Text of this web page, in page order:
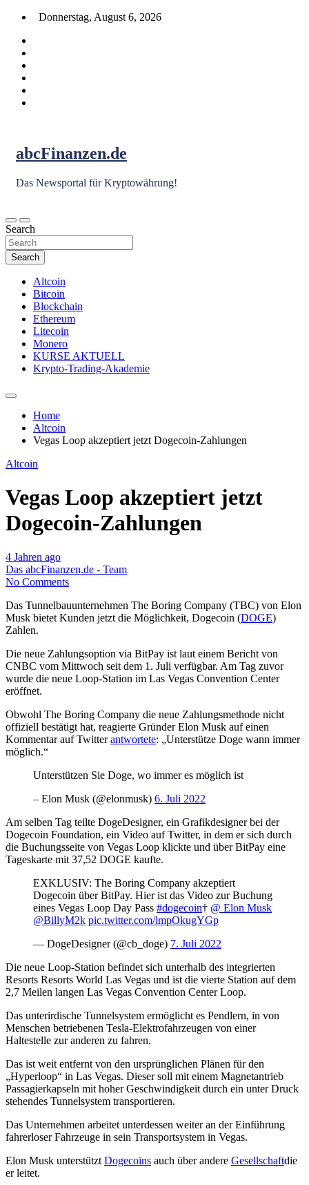
Skip
content
Donnerstag, August 6, 2026
abcFinanzen.de
Das Newsportal für Kryptowährung!
Search
Search
Altcoin
Bitcoin
Blockchain
Ethereum
Litecoin
Monero
KURSE AKTUELL
Krypto-Trading-Akademie
Home
Altcoin
Vegas Loop akzeptiert jetzt Dogecoin-Zahlungen
Altcoin
Vegas Loop akzeptiert jetzt
Dogecoin-Zahlungen
4 Jahren ago
Das abcFinanzen.de - Team
No Comments
Das Tunnelbauunternehmen The Boring Company (TBC) von Elon
Musk bietet Kunden jetzt die Möglichkeit, Dogecoin (DOGE)
Zahlen.
Die neue Zahlungsoption via BitPay ist laut einem Bericht von
CNBC vom Mittwoch seit dem 1. Juli verfügbar. Am Tag zuvor
wurde die neue Loop-Station im Las Vegas Convention Center
eröffnet.
Obwohl The Boring Company die neue Zahlungsmethode nicht
offiziell bestätigt hat, reagierte Gründer Elon Musk auf einen
Kommentar auf Twitterantwortete: „Unterstütze Doge wann immer
möglich.“
Unterstützen Sie Doge, wo immer es möglich ist
– Elon Musk (@elonmusk) 6. Juli 2022
Am selben Tag teilte DogeDesigner, ein Grafikdesigner bei der
Dogecoin Foundation, ein Video auf Twitter, in dem er sich durch
die Buchungsseite von Vegas Loop klickte und über BitPay eine
Tageskarte mit 37,52 DOGE kaufte.
EXKLUSIV: The Boring Company akzeptiert
Dogecoin über BitPay. Hier ist das Video zur Buchung
eines Vegas Loop Day Pass #dogecoin† @ Elon Musk
@BillyM2k pic.twitter.com/lmpOkugYGp
— DogeDesigner (@cb_doge) 7. Juli 2022
Die neue Loop-Station befindet sich unterhalb des integrierten
Resorts Resorts World Las Vegas und ist die vierte Station auf dem
2,7 Meilen langen Las Vegas Convention Center Loop.
Das unterirdische Tunnelsystem ermöglicht es Pendlern, in von
Menschen betriebenen Tesla-Elektrofahrzeugen von einer
Haltestelle zur anderen zu fahren.
Das ist weit entfernt von den ursprünglichen Plänen für den
„Hyperloop“ in Las Vegas. Dieser soll mit einem Magnetantrieb
Passagierkapseln mit hoher Geschwindigkeit durch ein unter Druck
stehendes Tunnelsystem transportieren.
Das Unternehmen arbeitet unterdessen weiter an der Einführung
fahrerloser Fahrzeuge in sein Transportsystem in Vegas.
Elon Musk unterstützt Dogecoins auch über andere Gesellschaftdie
er leitet.